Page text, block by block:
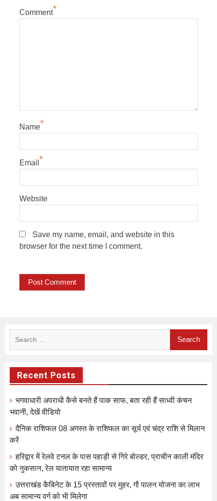
Comment*
Name*
Email *
Website
Save my name, email, and website in this
browser for the next time I comment.
Recent Posts
भगवाधारी अपराधी कैसे बनते हैं पाक साफ, बता रही हैं साध्वी कंचन
भवानी, देखें वीडियो
दैनिक राशिफल 08 अगस्त के राशिफल का सूर्य एवं चंद्र राशि से मिलान
करें
हरिद्वार में रेलवे टनल के पास पहाड़ी से गिरे बोल्डर, प्राचीन काली मंदिर
को नुकसान, रेल यातायात रहा सामान्य
उत्तराखंड कैबिनेट के 15 प्रस्तावों पर मुहर, गौ पालन योजना का लाभ
अब सामान्य वर्ग को भी मिलेगा